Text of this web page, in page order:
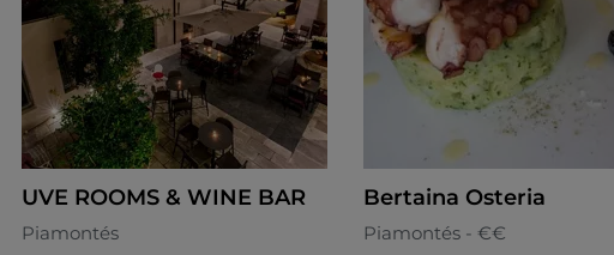
UVE ROOMS & WINE BAR
Piamontés
Bertaina Osteria
Piamontés - €€